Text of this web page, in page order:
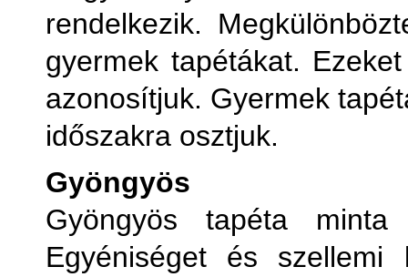
rendelkezik.
gyermek tapétákat.
azonosítjuk. Gyermek
időszakra osztjuk.
Gyöngyös
Gyöngyös tapéta
Egyéniséget és szellemi